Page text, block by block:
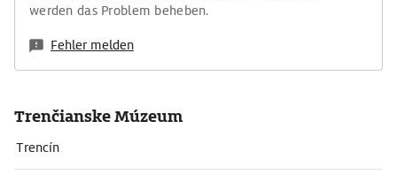
werden das Problem beheben.
Fehler melden
Trenčianske Múzeum
Trencín